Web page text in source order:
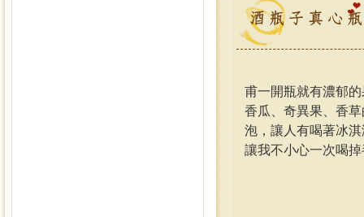
甫一開瓶就有濃郁
香瓜、奇異果、香
泡，讓人有喝著冰
讓我不小心一次喝